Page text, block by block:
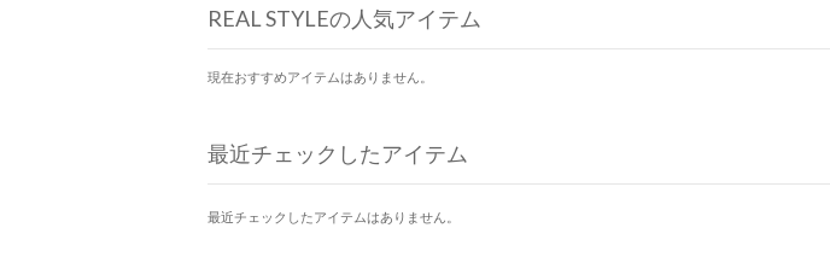
REAL STYLEの人気アイテム
現在おすすめアイテムはありません。
最近チェックしたアイテム
最近チェックしたアイテムはありません。